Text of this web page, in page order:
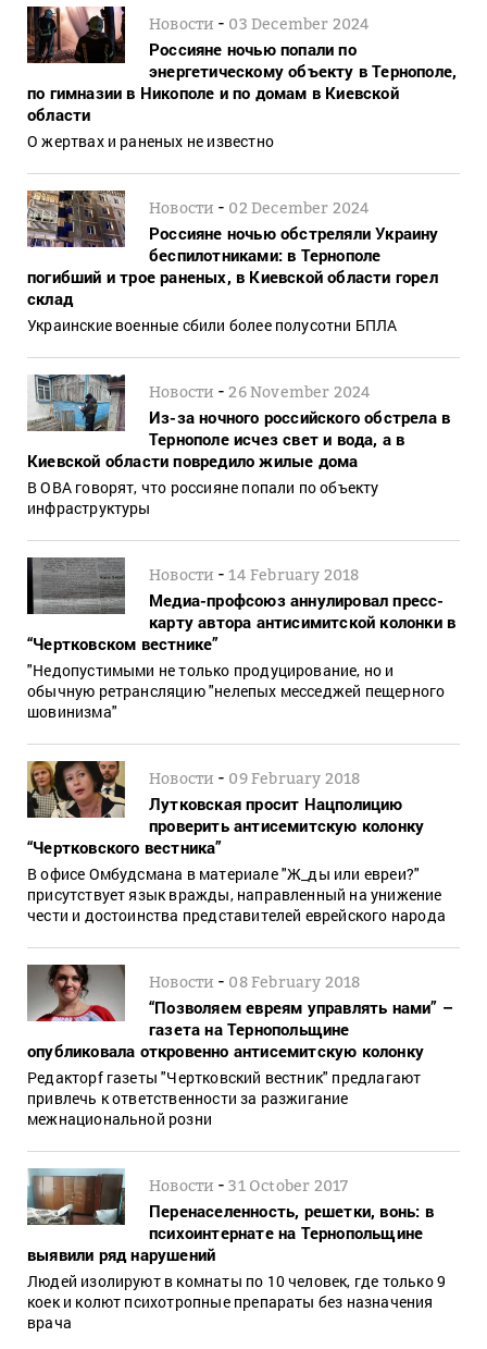
Новости - 03 December 2024
Россияне ночью попали по
энергетическому объекту в Тернополе,
по гимназии в Никополе и по домам в Киевской
области
О жертвах и раненых не известно
Новости - 02 December 2024
Россияне ночью обстреляли Украину
беспилотниками: в Тернополе
погибший и трое раненых, в Киевской области горел
склад
Украинские военные сбили более полусотни БПЛА
Новости -26 November 2024
Из-за ночного российского обстрела в
Тернополе исчез свет и вода, а в
Киевской области повредило жилые дома
В ОВА говорят, что россияне попали по объекту
инфраструктуры
Новости -14 February 2018
Медиа-профсоюз аннулировал пресс-
карту автора антисимитской колонки в
“Чертковском вестнике”
"Недопустимыми не только продуцирование, но и
обычную ретрансляцию "нелепых месседжей пещерного
шовинизма"
Новости - 09 February 2018
Лутковская просит Нацполицию
проверить антисемитскую колонку
“Чертковского вестника”
В офисе Омбудсмана в материале "Ж_ды или евреи?"
присутствует язык вражды, направленный на унижение
чести и достоинства представителей еврейского народа
Новости - 08 February 2018
“Позволяем евреям управлять нами” –
газета на Тернопольщине
опубликовала откровенно антисемитскую колонку
Редакторf газеты "Чертковский вестник" предлагают
привлечь к ответственности за разжигание
межнациональной розни
Новости -31 October 2017
Перенаселенность, решетки, вонь: в
психоинтернате на Тернопольщине
выявили ряд нарушений
Людей изолируют в комнаты по 10 человек, где только 9
коек и колют психотропные препараты без назначения
врача